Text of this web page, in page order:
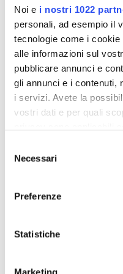
Noi e i nostri 1022
personali, ad esempio il
tecnologie come i
alle informazioni sul
pubblicare annunci e
gli annunci e i contenuti,
i servizi. Avete la
vostri dati e per quali
modificare o revocare il
momento dalla
raccogliere
geografica, con
delNecessari
Preferenze
Statistiche
Marketing
DES
De l'étude d'avant-
nous fournissons
Nous nous